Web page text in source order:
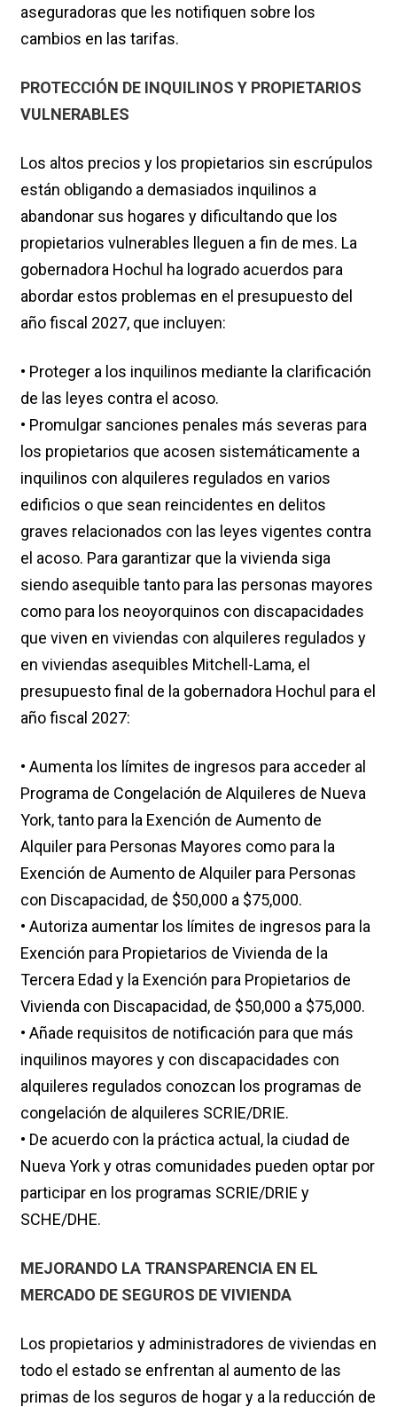
aseguradoras que les notifiquen sobre los
cambios en las tarifas.
PROTECCIÓN DE INQUILINOS Y PROPIETARIOS
VULNERABLES
Los altos precios y los propietarios sin escrúpulos
están obligando a demasiados inquilinos a
abandonar sus hogares y dificultando que los
propietarios vulnerables lleguen a fin de mes. La
gobernadora Hochul ha logrado acuerdos para
abordar estos problemas en el presupuesto del
año fiscal 2027, que incluyen:
• Proteger a los inquilinos mediante la clarificación
de las leyes contra el acoso.
• Promulgar sanciones penales más severas para
los propietarios que acosen sistemáticamente a
inquilinos con alquileres regulados en varios
edificios o que sean reincidentes en delitos
graves relacionados con las leyes vigentes contra
el acoso. Para garantizar que la vivienda siga
siendo asequible tanto para las personas mayores
como para los neoyorquinos con discapacidades
que viven en viviendas con alquileres regulados y
en viviendas asequibles Mitchell-Lama, el
presupuesto final de la gobernadora Hochul para el
año fiscal 2027:
• Aumenta los límites de ingresos para acceder al
Programa de Congelación de Alquileres de Nueva
York, tanto para la Exención de Aumento de
Alquiler para Personas Mayores como para la
Exención de Aumento de Alquiler para Personas
con Discapacidad, de $50,000 a $75,000.
• Autoriza aumentar los límites de ingresos para la
Exención para Propietarios de Vivienda de la
Tercera Edad y la Exención para Propietarios de
Vivienda con Discapacidad, de $50,000 a $75,000.
• Añade requisitos de notificación para que más
inquilinos mayores y con discapacidades con
alquileres regulados conozcan los programas de
congelación de alquileres SCRIE/DRIE.
• De acuerdo con la práctica actual, la ciudad de
Nueva York y otras comunidades pueden optar por
participar en los programas SCRIE/DRIE y
SCHE/DHE.
MEJORANDO LA TRANSPARENCIA EN EL
MERCADO DE SEGUROS DE VIVIENDA
Los propietarios y administradores de viviendas en
todo el estado se enfrentan al aumento de las
primas de los seguros de hogar y a la reducción de